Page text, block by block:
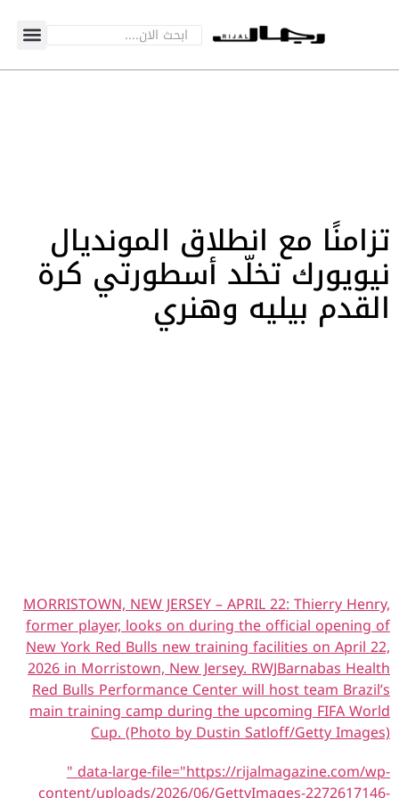
تزامنًا مع انطلاق المونديال
نيويورك تخلّد أسطورتي كرة
القدم بيليه وهنري
MORRISTOWN, NEW JERSEY – APRIL 22: Thierry Henry,
former player, looks on during the official opening of
New York Red Bulls new training facilities on April 22,
2026 in Morristown, New Jersey. RWJBarnabas Health
Red Bulls Performance Center will host team Brazil’s
main training camp during the upcoming FIFA World
Cup. (Photo by Dustin Satloff/Getty Images)
" data-large-file="https://rijalmagazine.com/wp-